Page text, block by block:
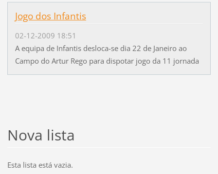
Jogo dos Infantis
02-12-2009 18:51
A equipa de Infantis desloca-se dia 22 de Janeiro ao
Campo do Artur Rego para dispotar jogo da 11 jornada
Nova lista
Esta lista está vazia.